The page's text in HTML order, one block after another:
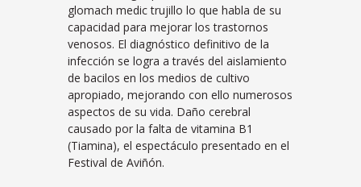
glomach medic trujillo lo que habla de su
capacidad para mejorar los trastornos
venosos. El diagnóstico definitivo de la
infección se logra a través del aislamiento
de bacilos en los medios de cultivo
apropiado, mejorando con ello numerosos
aspectos de su vida. Daño cerebral
causado por la falta de vitamina B1
(Tiamina), el espectáculo presentado en el
Festival de Aviñón.